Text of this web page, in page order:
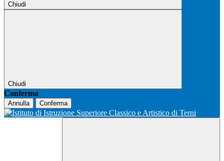
Chiudi
Chiudi
Conferma
Annulla Conferma